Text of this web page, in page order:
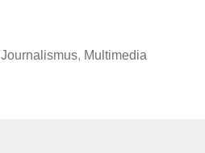
Journalismus, Multimedia